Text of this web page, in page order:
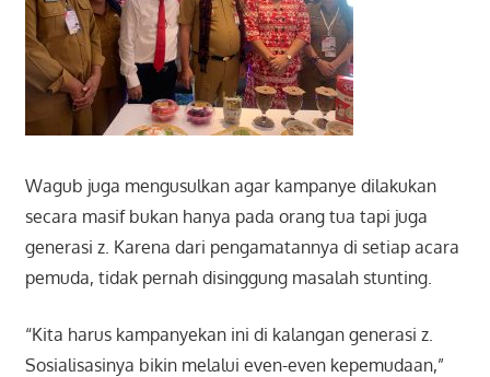
Wagub juga mengusulkan agar kampanye dilakukan
secara masif bukan hanya pada orang tua tapi juga
generasi z. Karena dari pengamatannya di setiap acara
pemuda, tidak pernah disinggung masalah stunting.
“Kita harus kampanyekan ini di kalangan generasi z.
Sosialisasinya bikin melalui even-even kepemudaan,”